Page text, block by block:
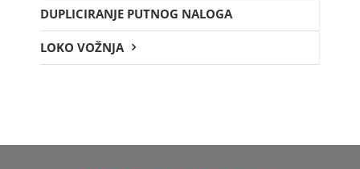
DUPLICIRANJE PUTNOG NALOGA
LOKO VOŽNJA